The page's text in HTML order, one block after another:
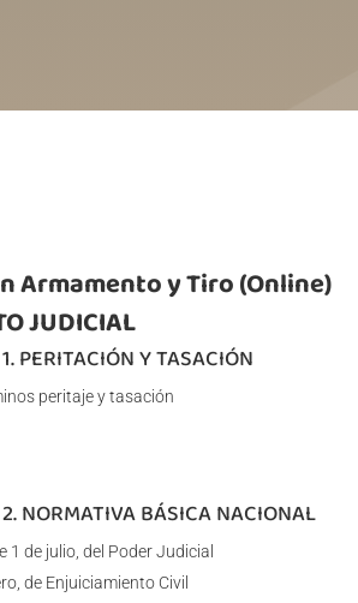
Armamento y Tiro (Online)
JUDICIAL
PERITACIÓN Y TASACIÓN
peritaje y tasación
NORMATIVA BÁSICA NACIONAL
1 de julio, del Poder Judicial
de Enjuiciamiento Civil